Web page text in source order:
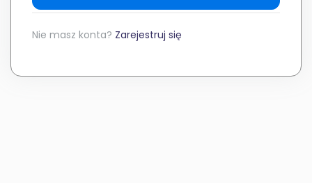
Nie masz konta? Zarejestruj się